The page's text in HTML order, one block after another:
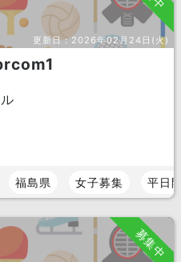
更新日：2026年02月24日(火)
福島県 女子募集 平日
募集中